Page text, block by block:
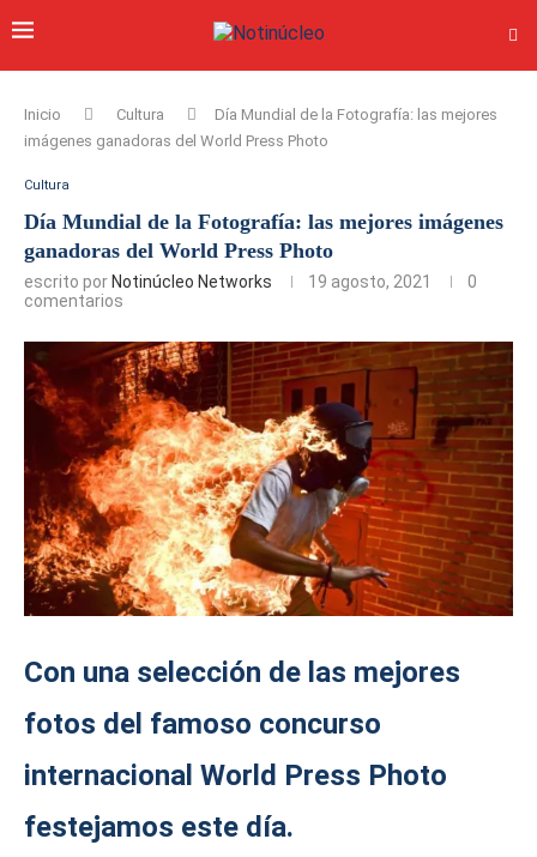
Inicio Cultura
Día Mundial de la Fotografía: las mejores
imágenes ganadoras del World Press Photo
Cultura
Día Mundial de la Fotografía: las mejores imágenes
ganadoras del World Press Photo
escrito por Notinúcleo Networks 19 agosto, 2021
0
comentarios
Con una selección de las mejores
fotos del famoso concurso
internacional World Press Photo
festejamos este día.